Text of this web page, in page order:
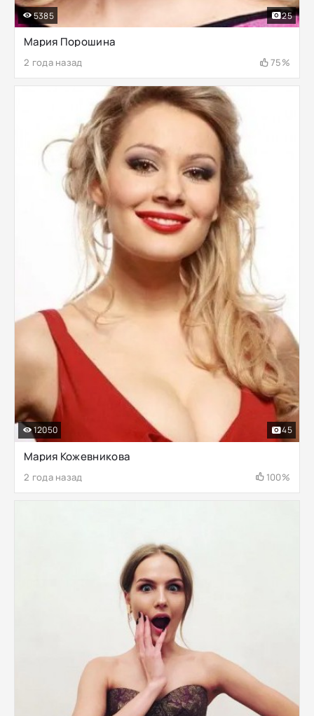
Мария Порошина
2 года назад 75%
5385 25
Мария Кожевникова
2 года назад 100%
12050 45